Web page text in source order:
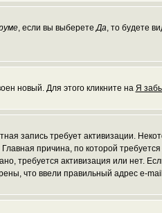
, если вы выберетеДа, то будете
новый. Для этого кликните на Я
запись требует активизации.
причина, по которой
требуется активизация или нет.
что ввели правильный адрес e-